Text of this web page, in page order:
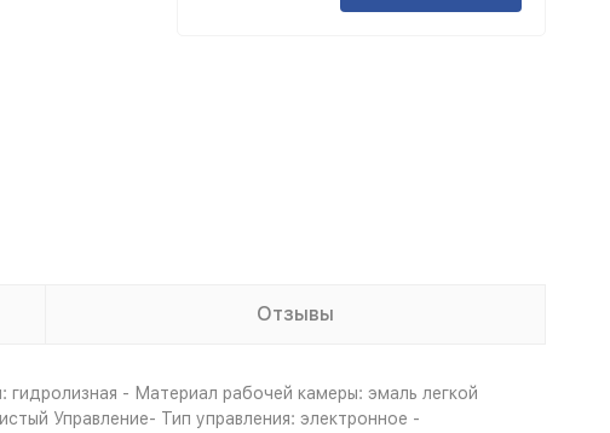
Отзывы
- Материал рабочей камеры: эмаль легкой
Управление- Тип управления: электронное -